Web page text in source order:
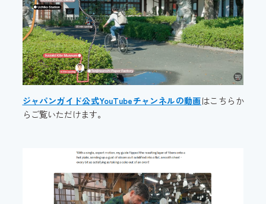
ジャパンガイド公式YouTubeチャンネルの動画はこちらか
らご覧いただけます。